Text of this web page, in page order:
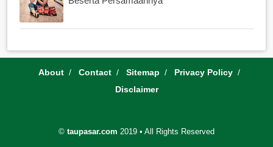
About Contact Sitemap
Privacy Policy
Disclaimer
© taupasar.com 2019 • All Rights Reserved